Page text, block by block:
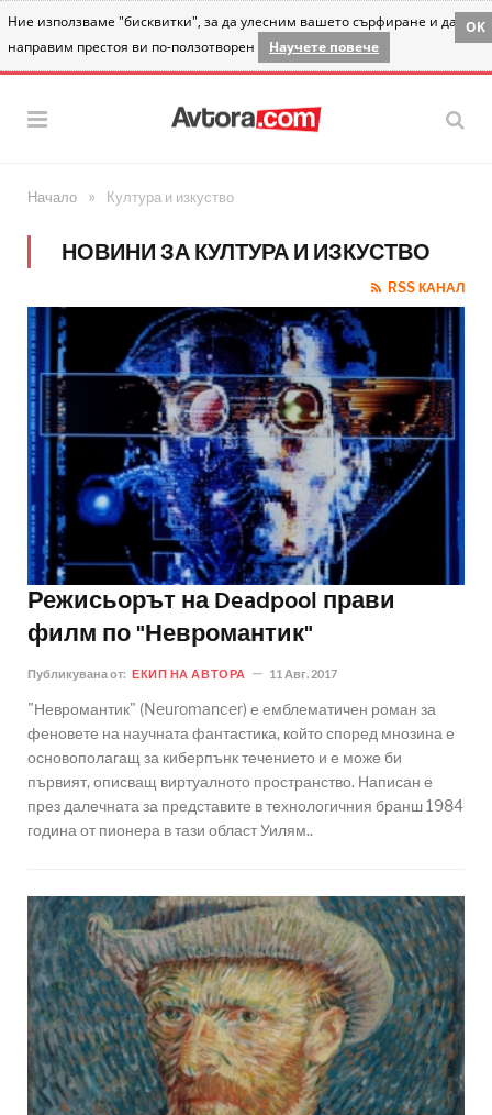
Ние използваме "бисквитки", за да улесним вашето сърфиране и да
направим престоя ви по-ползотворен
Научете повече
OK
Начало » Култура и изкуство
НОВИНИ ЗА КУЛТУРА И ИЗКУСТВО
RSS КАНАЛ
Режисьорът на Deadpool прави
филм по "Невромантик"
Публикувана от: ЕКИП НА АВТОРА 11 Авг. 2017
"Невромантик" (Neuromancer) е емблематичен роман за
феновете на научната фантастика, който според мнозина е
основополагащ за киберпънк течението и е може би
първият, описващ виртуалното пространство. Написан е
през далечната за представите в технологичния бранш 1984
година от пионера в тази област Уилям..